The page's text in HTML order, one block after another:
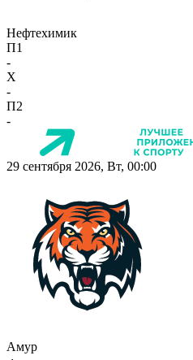
Нефтехимик
П1
-
X
-
П2
-
29 сентября 2026, Вт, 00:00
Амур